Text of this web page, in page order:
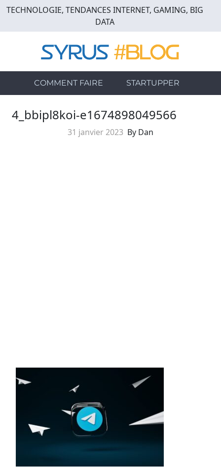
Skip
main
TECHNOLOGIE, TENDANCES INTERNET, GAMING, BIG
DATA
COMMENT FAIRE STARTUPPER
4_bbipl8koi-e1674898049566
31 janvier 2023 By Dan